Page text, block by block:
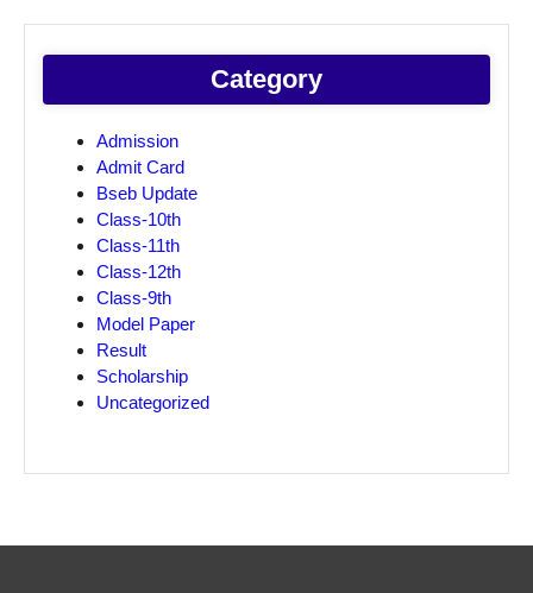
Category
Admission
Admit Card
Bseb Update
Class-10th
Class-11th
Class-12th
Class-9th
Model Paper
Result
Scholarship
Uncategorized